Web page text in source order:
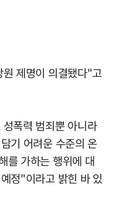
제명이 의결됐다"고
폭력 범죄뿐 아니라
기 어려운 수준의 온
를 가하는 행위에 대
정"이라고 밝힌 바 있